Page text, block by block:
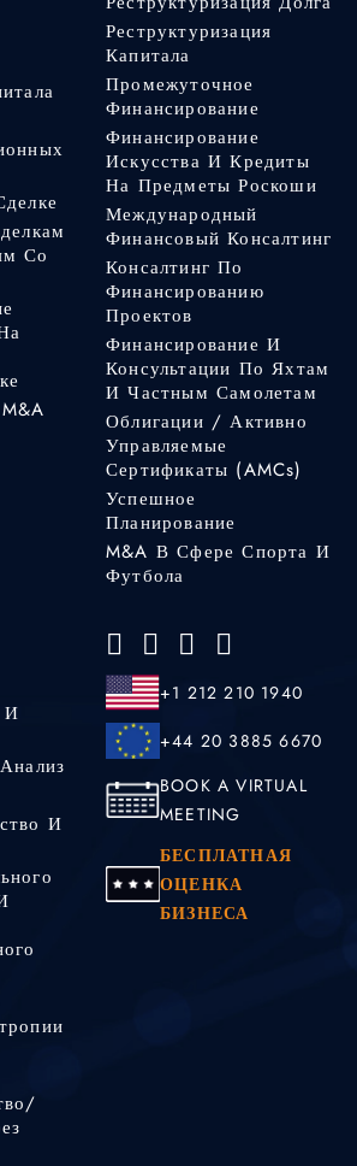
Со
Реструктуризация
Капитала
Промежуточное
Финансирование
Финансирование
Искусства И Кредиты
На Предметы Роскоши
Международный
Финансовый Консалтинг
Консалтинг По
Финансированию
Проектов
Финансирование И
Консультации По Яхтам
И Частным Самолетам
Облигации / Активно
Управляемые
Сертификаты (AMCs)
Успешное
Планирование
M&A В Сфере Спорта И
Футбола
И
И
+1 212 210 1940
+44 20 3885 6670
BOOK A VIRTUAL
MEETING
БЕСПЛАТНАЯ
ОЦЕНКА
БИЗНЕСА